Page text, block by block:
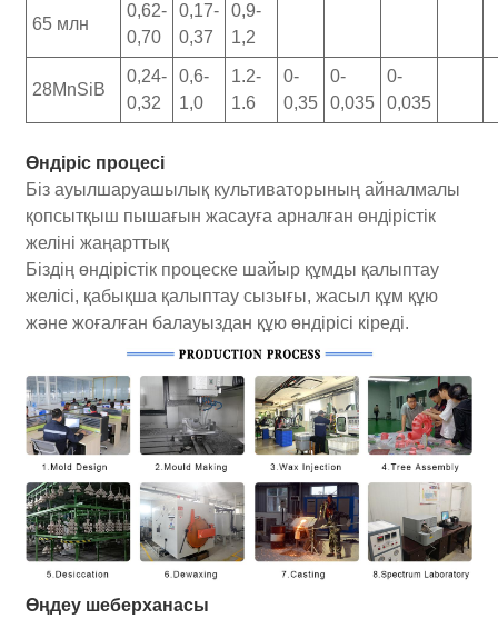
65 млн
0,62-
0,70
0,17-
0,37
0,9-
1,2
28MnSiB
0,24-
0,32
0,6-
1,0
1.2-
1.6
0-
0,35
0-
0,035
0-
0,035
Өндіріс процесі
Біз ауылшаруашылық культиваторының айналмалы
қопсытқыш пышағын жасауға арналған өндірістік
желіні жаңарттық
Біздің өндірістік процеске шайыр құмды қалыптау
желісі, қабықша қалыптау сызығы, жасыл құм құю
және жоғалған балауыздан құю өндірісі кіреді.
Өңдеу шеберханасы